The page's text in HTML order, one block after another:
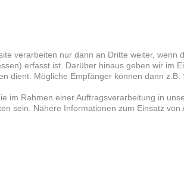
verarbeiten nur dann an Dritte weiter,
erfasst ist. Darüber hinaus geben wir im
dient. Mögliche Empfänger können dann
im Rahmen einer Auftragsverarbeitung in
sein. Nähere Informationen zum Einsatz